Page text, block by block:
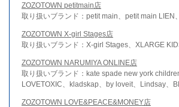
ZOZOTOWN petitmain店
取り扱いブランド：petit main、petit main LIEN
ZOZOTOWN X-girl Stages店
取り扱いブランド：X-girl Stages、XLARGE
ZOZOTOWN NARUMIYA ONLINE店
取り扱いブランド：kate spade new york
LOVETOXIC、kladskap、by loveit、Lindsay、
ZOZOTOWN LOVE&PEACE&MONEY店